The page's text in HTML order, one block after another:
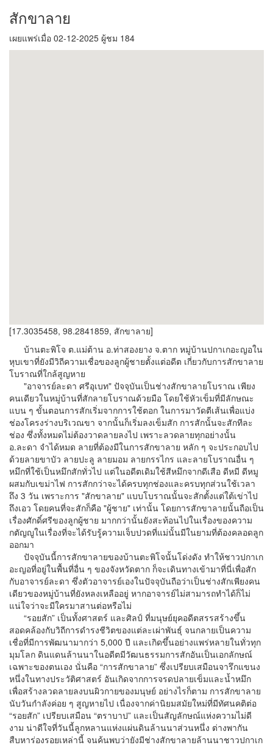
สักขาลาย
เผยแพร่เมื่อ 02-12-2025 ผู้ชม 184
[17.3035458, 98.2841859, สักขาลาย]
บ้านตะพิโจ ต.แม่ต้าน อ.ท่าสองยาง จ.ตาก หมู่บ้านปกาเกอะญอใน
หุบเขาที่ยังมีวิถีความเชื่อของลูกผู้ชายตั้งแต่อดีต เกี่ยวกับการสักขาลาย
โบราณที่ใกล้สูญหาย
"อาจารย์ละดา ศรีอุเบท" ปัจจุบันเป็นช่างสักขาลายโบราณ เพียง
คนเดียวในหมู่บ้านที่สักลายโบราณด้วยมือ โดยใช้หัวเข็มที่มีลักษณะ
แบน ๆ ขั้นตอนการสักเริ่มจากการใช้ตอก ในการมาวัดตีเส้นเพื่อแบ่ง
ช่องโครงร่างบริเวณขา จากนั้นก็เริ่มลงเข็มสัก การสักนั้นจะสักทีละ
ช่อง ซึ่งทั้งหมดไม่ต้องวาดลายลงไป เพราะลวดลายทุกอย่างนั้น
อ.ละดา จำได้หมด ลายที่ต้องมีในการสักขาลาย หลัก ๆ จะประกอบไป
ด้วยลายขาบัว ลายปะลู ลายมอม ลายกรรไกร และลายโบราณอื่น ๆ
หมึกที่ใช้เป็นหมึกสักทั่วไป แต่ในอดีตเดิมใช้สีหมึกจากดีเสือ ดีหมี ดีหมู
ผสมกับเขม่าไฟ การสักกว่าจะได้ครบทุกช่องและครบทุกส่วนใช้เวลา
ถึง 3 วัน เพราะการ "สักขาลาย" แบบโบราณนั้นจะสักตั้งแต่ใต้เข่าไป
ถึงเอว โดยคนที่จะสักก็คือ "ผู้ชาย" เท่านั้น โดยการสักขาลายนั้นถือเป็น
เรื่องศักดิ์ศรีของลูกผู้ชาย มากกว่านั้นยังสะท้อนไปในเรื่องของความ
กตัญญูในเรื่องที่จะได้รับรู้ความเจ็บปวดที่แม่นั้นมีในยามที่ต้องคลอดลูก
ออกมา
ปัจจุบันนี้การสักขาลายของบ้านตะพิโจนั้นโด่งดัง ทำให้ชาวปกาเก
อะญอที่อยู่ในพื้นที่อื่น ๆ ของจังหวัดตาก ก็จะเดินทางเข้ามาที่นี่เพื่อสัก
กับอาจารย์ละดา ซึ่งตัวอาจารย์เองในปัจจุบันถือว่าเป็นช่างสักเพียงคน
เดียวของหมู่บ้านที่ยังหลงเหลืออยู่ หากอาจารย์ไม่สามารถทำได้ก็ไม่
แน่ใจว่าจะมีใครมาสานต่อหรือไม่
“รอยสัก” เป็นทั้งศาสตร์ และศิลป์ ที่มนุษย์ยุคอดีตสรรสร้างขึ้น
สอดคล้องกับวิถีการดำรงชีวิตของแต่ละเผ่าพันธ์ุ จนกลายเป็นความ
เชื่อที่มีการพัฒนามากว่า 5,000 ปี และเกิดขึ้นอย่างแพร่หลายในทั่วทุก
มุมโลก ดินแดนล้านนาในอดีตมีวัฒนธรรมการสักอันเป็นเอกลักษณ์
เฉพาะของตนเอง นั่นคือ “การสักขาลาย” ซึ่งเปรียบเสมือนจารึกแขนง
หนึ่งในทางประวัติศาสตร์ อันเกิดจากการจรดปลายเข็มและน้ำหมึก
เพื่อสร้างลวดลายลงบนผิวกายของมนุษย์ อย่างไรก็ตาม การสักขาลาย
นับวันกำลังค่อย ๆ สูญหายไป เนื่องจากค่านิยมสมัยใหม่ที่มีทัศนคติต่อ
“รอยสัก” เปรียบเสมือน “ตราบาป” และเป็นสัญลักษณ์แห่งความไม่ดี
งาม น่าดีใจที่วันนี้ลูกหลานแห่งแผ่นดินล้านนาส่วนหนึ่ง ต่างพากัน
สืบหาร่องรอยเหล่านี้ จนค้นพบว่ายังมีช่างสักขาลายล้านนาชาวปกาเก